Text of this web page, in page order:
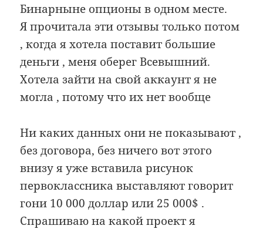
Бинарныне опционы в одном месте.
Я прочитала эти отзывы только потом
, когда я хотела поставит большие
деньги , меня оберег Всевышний.
Хотела зайти на свой аккаунт я не
могла , потому что их нет вообще
Ни каких данных они не показывают ,
без договора, без ничего вот этого
внизу я уже вставила рисунок
первоклассника выставляют говорит
гони 10 000 доллар или 25 000$ .
Спрашиваю на какой проект я